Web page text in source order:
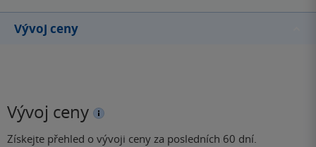
Vývoj ceny
Vývoj ceny
Získejte přehled o vývoji ceny za posledních 60 dní.